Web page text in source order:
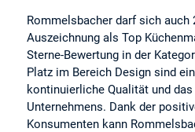
Rommelsbacher darf sich auch
Auszeichnung als Top
Sterne-Bewertung in der
Platz im Bereich Design sind
kontinuierliche Qualität und
Unternehmens. Dank der
Konsumenten kann